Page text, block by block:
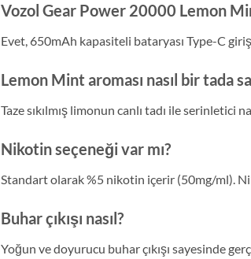
Vozol Gear Power 20000 Lemon
Evet, 650mAh kapasiteli bataryası Type-C
Lemon Mint aroması nasıl bir tada
Taze sıkılmış limonun canlı tadı ile serinletici
Nikotin seçeneği var mı?
Standart olarak %5 nikotin içerir (50mg/ml).
Buhar çıkışı nasıl?
Yoğun ve doyurucu buhar çıkışı sayesinde